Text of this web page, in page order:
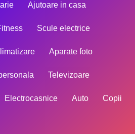
Ajutoare in casa
Scule electrice
Aparate foto
Televizoare
Electrocasnice Auto Copii